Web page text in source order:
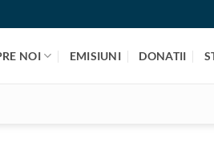
NOI EMISIUNI DONATII